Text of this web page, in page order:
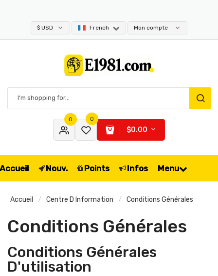
$ USD French Mon compte
0 0
$0.00
Nouv. Points Infos Menu
Accueil Centre D Information Conditions Générales
Conditions Générales
Conditions Générales
D'utilisation